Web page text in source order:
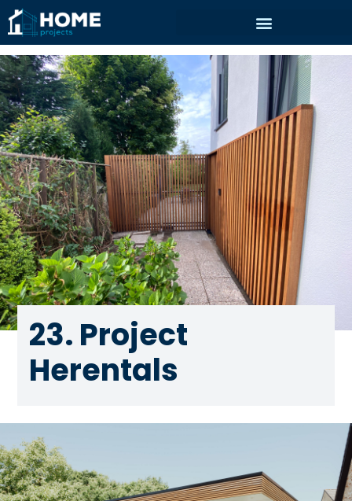
23. Project
Herentals